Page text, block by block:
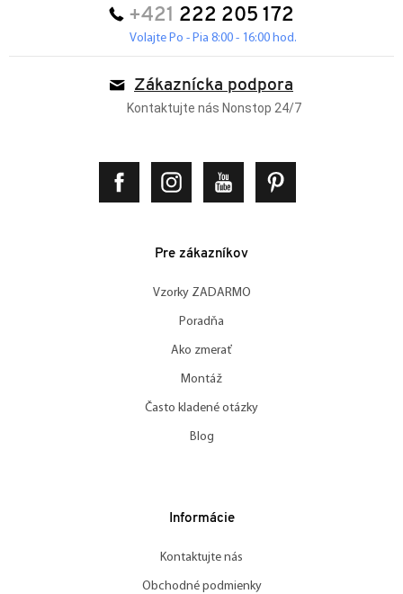
+421 222 205 172
Volajte Po - Pia 8:00 - 16:00 hod.
Zákaznícka podpora
Kontaktujte nás Nonstop 24/7
Pre zákazníkov
Vzorky ZADARMO
Poradňa
Ako zmerať
Montáž
Často kladené otázky
Blog
Informácie
Kontaktujte nás
Obchodné podmienky